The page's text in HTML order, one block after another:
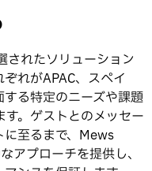
れたソリューション
れがAPAC、スペイ
る特定のニーズや課題
。ゲストとのメッセー
至るまで、Mews
アプローチを提供し、